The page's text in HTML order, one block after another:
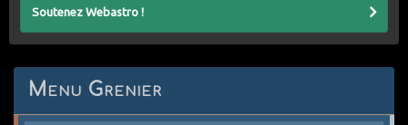
Soutenez Webastro !
Menu Grenier